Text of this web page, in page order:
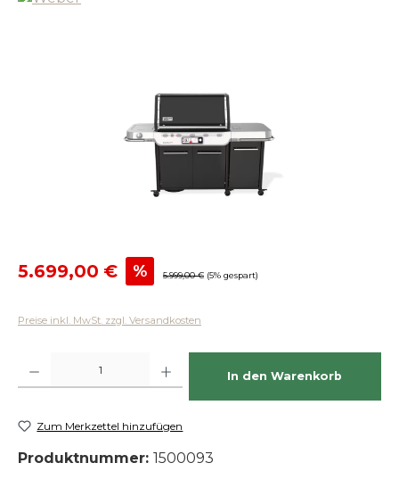
Verkaufspreis:
5.699,00 € % Regulärer Preis:
5.999,00 € (5% gespart)
Preise inkl. MwSt. zzgl. Versandkosten
In den Warenkorb
Zum Merkzettel hinzufügen
Produktnummer: 1500093